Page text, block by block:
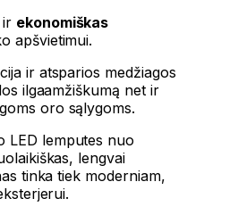
ekonomiškas
apšvietimui.
ir atsparios medžiagos
ilgaamžiškumą net ir
oro sąlygoms.
LED lemputes nuo
lengvai
tinka tiek moderniam,